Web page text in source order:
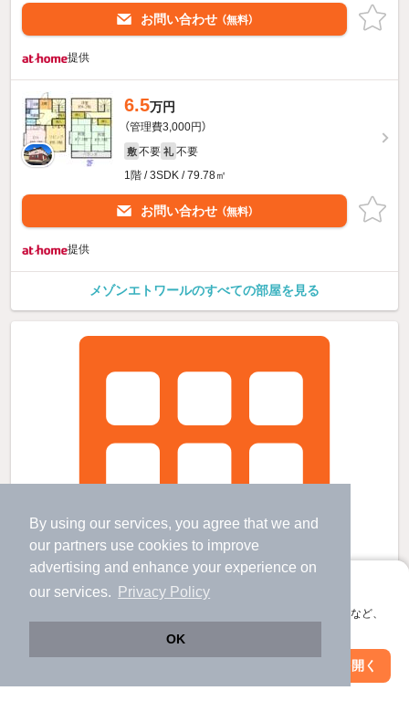
By using our services, you agree that we and
our partners use cookies to improve
advertising and enhance your experience on
our services.
Privacy Policy
OK
アプリに切り替えて、サクサクお部屋探し
会員登録なしですぐ使える。マップ検索やお気に入り保存など、
アプリを開く
お問い合わせ （無料）
提供
6.5万円
（管理費3,000円）
敷 不要 礼 不要
1階 / 3SDK / 79.78㎡
お問い合わせ （無料）
提供
メゾンエトワールのすべての部屋を見る
絞り込み条件を変更